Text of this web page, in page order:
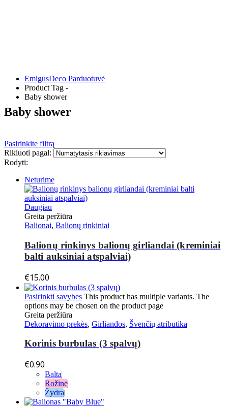
EmigusDeco Parduotuvė
Product Tag -
Baby shower
Baby shower
Pasirinkite filtrą
Rikiuoti pagal:
Rodyti:
Neturime
Daugiau
Greita peržiūra
Balionai, Balionų rinkiniai
Balionų rinkinys balionų girliandai (kreminiai
balti auksiniai atspalviai)
€15.00
Pasirinkti savybes This product has multiple variants. The
options may be chosen on the product page
Greita peržiūra
Dekoravimo prekės, Girliandos, Švenčių atributika
Korinis burbulas (3 spalvų)
€0.90
Balta
Rožinė
Žydra